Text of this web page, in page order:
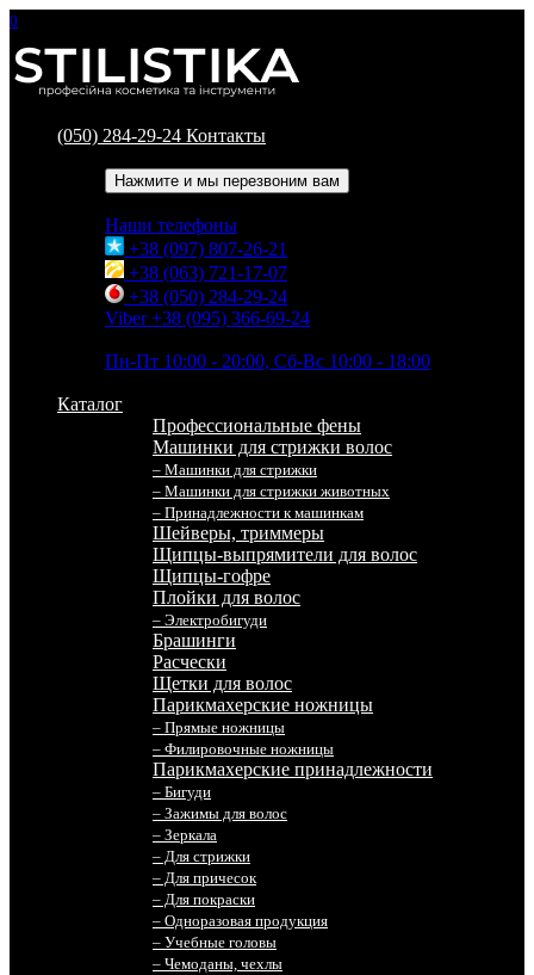
0
(050) 284-29-24 Контакты
Нажмите и мы перезвоним вам
Наши телефоны
+38 (097) 807-26-21
+38 (063) 721-17-07
+38 (050) 284-29-24
Viber +38 (095) 366-69-24
Пн-Пт 10:00 - 20:00, Сб-Вс 10:00 - 18:00
Каталог
Профессиональные фены
Машинки для стрижки волос
– Машинки для стрижки
– Машинки для стрижки животных
– Принадлежности к машинкам
Шейверы, триммеры
Щипцы-выпрямители для волос
Щипцы-гофре
Плойки для волос
– Электробигуди
Брашинги
Расчески
Щетки для волос
Парикмахерские ножницы
– Прямые ножницы
– Филировочные ножницы
Парикмахерские принадлежности
– Бигуди
– Зажимы для волос
– Зеркала
– Для стрижки
– Для причесок
– Для покраски
– Одноразовая продукция
– Учебные головы
– Чемоданы, чехлы